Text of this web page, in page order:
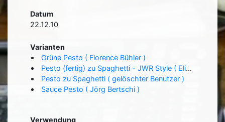
Datum
22.12.10
Varianten
Grüne Pesto ( Florence Bühler )
Pesto (fertig) zu Spaghetti - JWR Style ( Elias Z. )
Pesto zu Spaghetti ( gelöschter Benutzer )
Sauce Pesto ( Jörg Bertschi )
Verwendung